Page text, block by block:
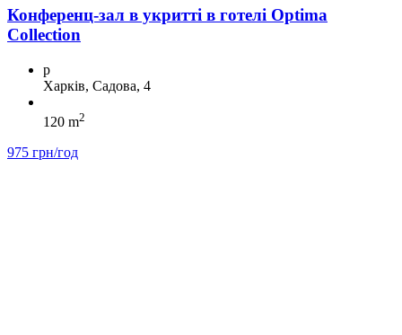
Конференц-зал в укритті в готелі Optima
Collection
p
Харків, Садова, 4
120 m2
975 грн/год